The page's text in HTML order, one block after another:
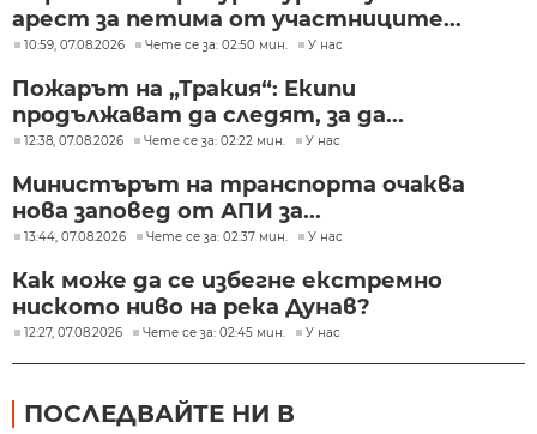
арест за петима от участниците...
10:59, 07.08.2026 Чете се за: 02:50 мин. У нас
Пожарът на „Тракия“: Екипи
продължават да следят, за да...
12:38, 07.08.2026 Чете се за: 02:22 мин. У нас
Министърът на транспорта очаква
нова заповед от АПИ за...
13:44, 07.08.2026 Чете се за: 02:37 мин. У нас
Как може да се избегне екстремно
ниското ниво на река Дунав?
12:27, 07.08.2026 Чете се за: 02:45 мин. У нас
ПОСЛЕДВАЙТЕ НИ В